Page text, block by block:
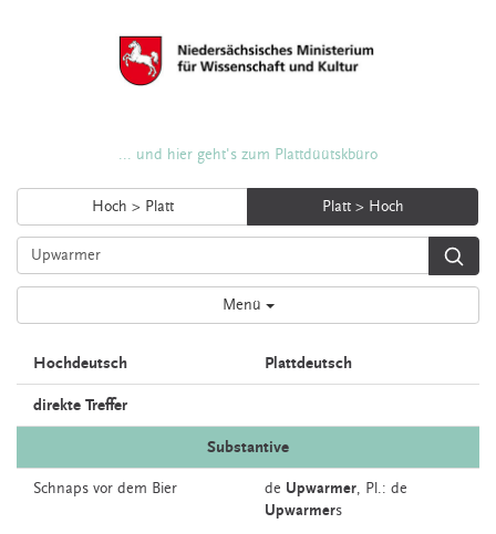
... und hier geht's zum Plattdüütskbüro
Hoch > Platt Platt > Hoch
Menü
Hochdeutsch Plattdeutsch
direkte Treffer
Substantive
Schnaps vor dem Bier de Upwarmer, Pl.: de
Upwarmers